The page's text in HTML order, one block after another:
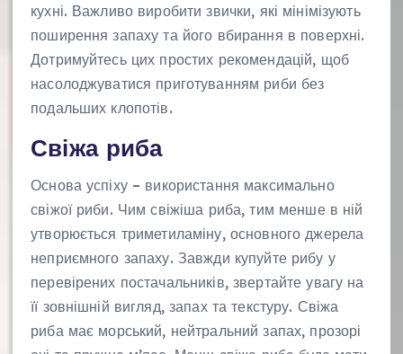
кухні. Важливо виробити звички, які мінімізують
поширення запаху та його вбирання в поверхні.
Дотримуйтесь цих простих рекомендацій, щоб
насолоджуватися приготуванням риби без
подальших клопотів.
Свіжа риба
Основа успіху – використання максимально
свіжої риби. Чим свіжіша риба, тим менше в ній
утворюється триметиламіну, основного джерела
неприємного запаху. Завжди купуйте рибу у
перевірених постачальників, звертайте увагу на
її зовнішній вигляд, запах та текстуру. Свіжа
риба має морський, нейтральний запах, прозорі